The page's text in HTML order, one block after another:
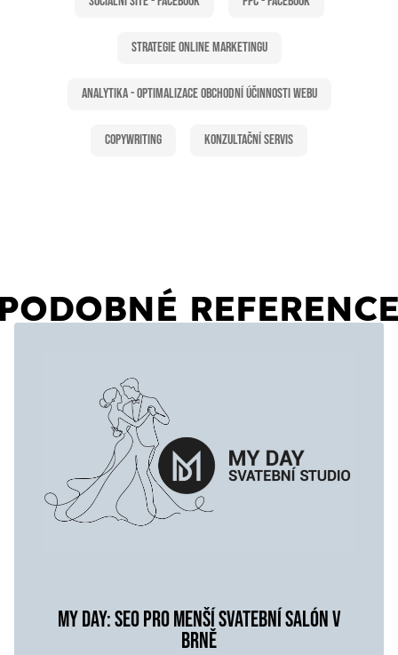
Strategie online marketingu
Analytika - Optimalizace obchodní účinnosti webu
Copywriting Konzultační servis
MY DAY: SEO PRO MENŠÍ SVATEBNÍ SALÓN V
BRNĚ